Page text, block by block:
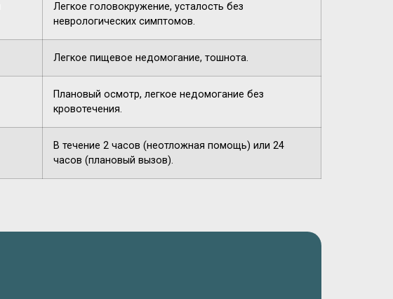
Легкое головокружение, усталость без
неврологических симптомов.
Легкое пищевое недомогание, тошнота.
Плановый осмотр, легкое недомогание без
кровотечения.
В течение 2 часов (неотложная помощь) или 24
часов (плановый вызов).